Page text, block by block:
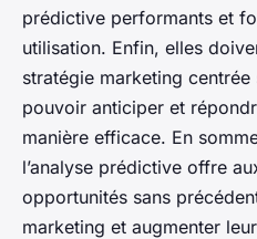
prédictive performants et
utilisation. Enfin, elles
stratégie marketing
pouvoir anticiper et
manière efficace. En
l’analyse prédictive offre
opportunités sans
marketing et augmenter